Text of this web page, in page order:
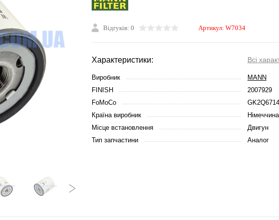
Відгуків: 0 Артикул: W7034
Характеристики: Всі
Виробник
MANN
FINISH
2007929
FoMoCo
Країна виробник
Німеччина
Місце встановлення
Двигун
Тип запчастини
Аналог